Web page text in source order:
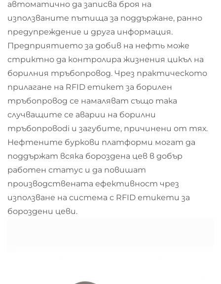
автоматично да записва броя на
използваните пътища за поддържане, ранно
предупреждение и друга информация.
Предприятието за добив на нефть може
стриктно да контролира жизнения цикъл на
борилния тръбопровод. Чрез практическото
прилагане на RFID етикет за борилен
тръбопровод се намаляват също така
случващите се аварии на борилни
тръбопровodi и загубите, причинени от тях.
Нефтените буркови платформи могат да
поддържат всяка бороздена цев в добър
работен статус и да повишат
производствената ефективност чрез
използване на система с RFID етикети за
бороздени цеви.